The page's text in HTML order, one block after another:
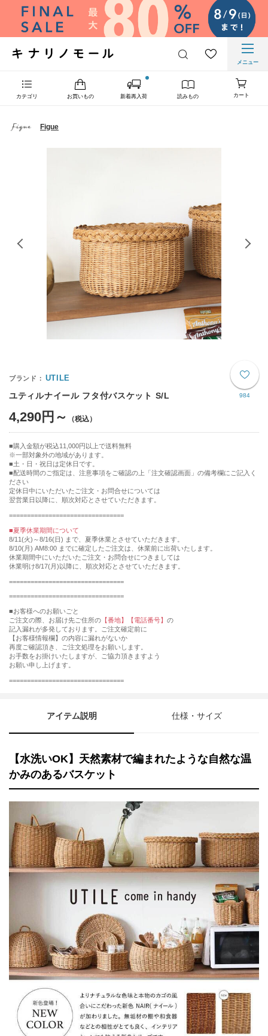
メニュー
カテゴリ お買いもの 新着再入荷 読みもの カート
Figue
984
UTILE
ユティルナイール フタ付バスケット S/L
4,290円～
購入金額が税込11,000円以上で送料無料
※一部対象外の地域があります。
土・日・祝日は定休日です。
■配送時間のご指定は、注意事項をご確認の上「注文確認画面」の備考欄にご記入く
ださい
定休日中にいただいたご注文・お問合せについては
翌営業日以降に、順次対応とさせていただきます。
================================
■夏季休業期間について
8/11(火)～8/16(日) まで、夏季休業とさせていただきます。
8/10(月) AM8:00 までに確定したご注文は、休業前に出荷いたします。
休業期間中にいただいたご注文・お問合せにつきましては
休業明け8/17(月)以降に、順次対応とさせていただきます。
================================
================================
■お客様へのお願いごと
ご注文の際、お届け先ご住所の 【番地】【電話番号】 の
記入漏れが多発しております。ご注文確定前に
【お客様情報欄】の内容に漏れがないか
再度ご確認頂き、ご注文処理をお願いします。
お手数をお掛けいたしますが、ご協力頂きますよう
お願い申し上げます。
================================
アイテム説明 仕様・サイズ
【水洗いOK】天然素材で編まれたような自然な温
かみのあるバスケット